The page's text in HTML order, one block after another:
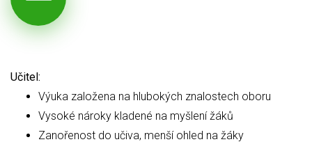
Učitel:
Výuka založena na hlubokých znalostech oboru
Vysoké nároky kladené na myšlení žáků
Zanořenost do učiva, menší ohled na žáky